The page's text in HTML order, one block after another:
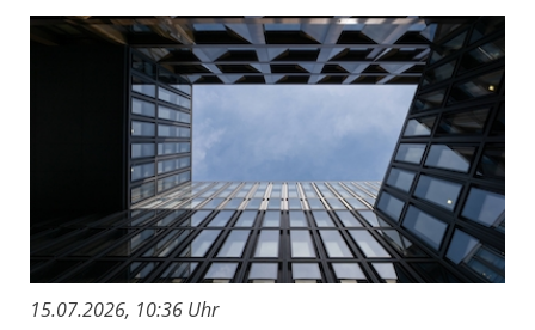
15.07.2026, 10:36 Uhr